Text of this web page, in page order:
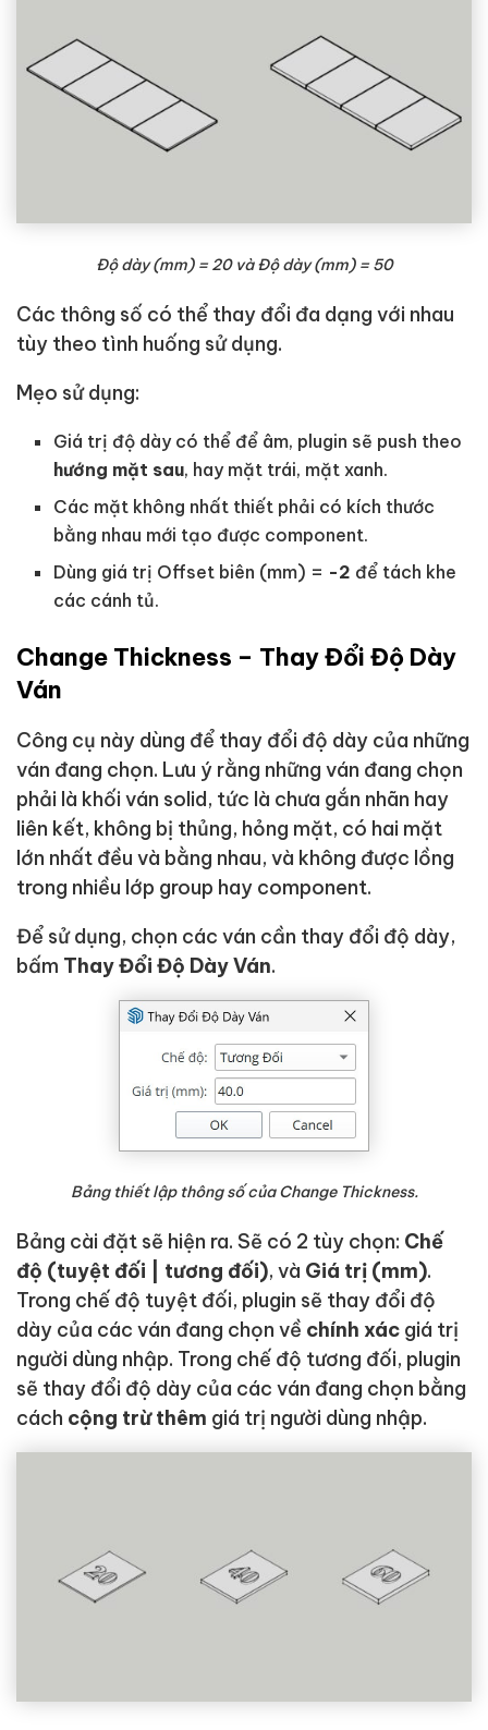
Độ dày (mm) = 20 và Độ dày (mm) = 50
Các thông số có thể thay đổi đa dạng với nhau
tùy theo tình huống sử dụng.
Mẹo sử dụng:
Giá trị độ dày có thể để âm, plugin sẽ push theo
hướng mặt sau, hay mặt trái, mặt xanh.
Các mặt không nhất thiết phải có kích thước
bằng nhau mới tạo được component.
Dùng giá trị Offset biên (mm) = -2 để tách khe
các cánh tủ.
Change Thickness – Thay Đổi Độ Dày
Ván
Công cụ này dùng để thay đổi độ dày của những
ván đang chọn. Lưu ý rằng những ván đang chọn
phải là khối ván solid, tức là chưa gắn nhãn hay
liên kết, không bị thủng, hỏng mặt, có hai mặt
lớn nhất đều và bằng nhau, và không được lồng
trong nhiều lớp group hay component.
Để sử dụng, chọn các ván cần thay đổi độ dày,
bấm Thay Đổi Độ Dày Ván.
Bảng thiết lập thông số của Change Thickness.
Bảng cài đặt sẽ hiện ra. Sẽ có 2 tùy chọn: Chế
độ (tuyệt đối | tương đối), và Giá trị (mm).
Trong chế độ tuyệt đối, plugin sẽ thay đổi độ
dày của các ván đang chọn về chính xác giá trị
người dùng nhập. Trong chế độ tương đối, plugin
sẽ thay đổi độ dày của các ván đang chọn bằng
cách cộng trừ thêm giá trị người dùng nhập.